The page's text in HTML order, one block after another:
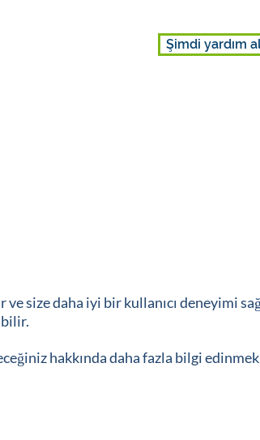
Şimdi yardım
size daha iyi bir kullanıcı deneyimi
hakkında daha fazla bilgi